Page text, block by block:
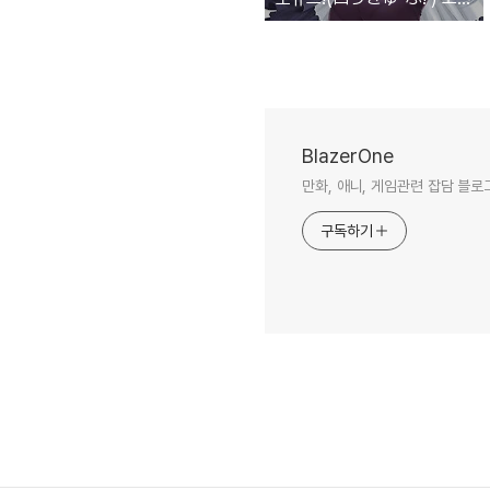
BlazerOne
만화, 애니, 게임관련 잡담 블로
구독하기